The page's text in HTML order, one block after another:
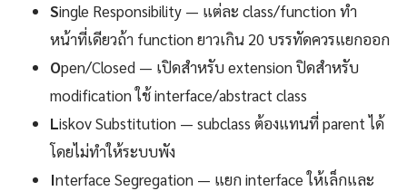
Single Responsibility — แต่ละ class/function ทำ
หน้าที่เดียวถ้า function ยาวเกิน 20 บรรทัดควรแยกออก
Open/Closed — เปิดสำหรับ extension ปิดสำหรับ
modification ใช้ interface/abstract class
Liskov Substitution — subclass ต้องแทนที่ parent ได้
โดยไม่ทำให้ระบบพัง
Interface Segregation — แยก interface ให้เล็กและ